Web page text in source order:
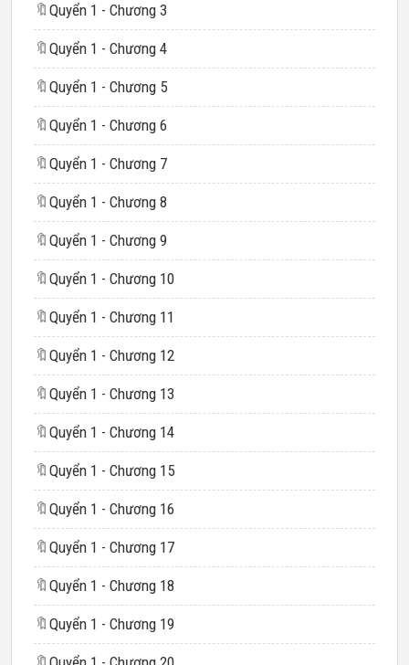
🔖 Quyển 1 - Chương 3
🔖 Quyển 1 - Chương 4
🔖 Quyển 1 - Chương 5
🔖 Quyển 1 - Chương 6
🔖 Quyển 1 - Chương 7
🔖 Quyển 1 - Chương 8
🔖 Quyển 1 - Chương 9
🔖 Quyển 1 - Chương 10
🔖 Quyển 1 - Chương 11
🔖 Quyển 1 - Chương 12
🔖 Quyển 1 - Chương 13
🔖 Quyển 1 - Chương 14
🔖 Quyển 1 - Chương 15
🔖 Quyển 1 - Chương 16
🔖 Quyển 1 - Chương 17
🔖 Quyển 1 - Chương 18
🔖 Quyển 1 - Chương 19